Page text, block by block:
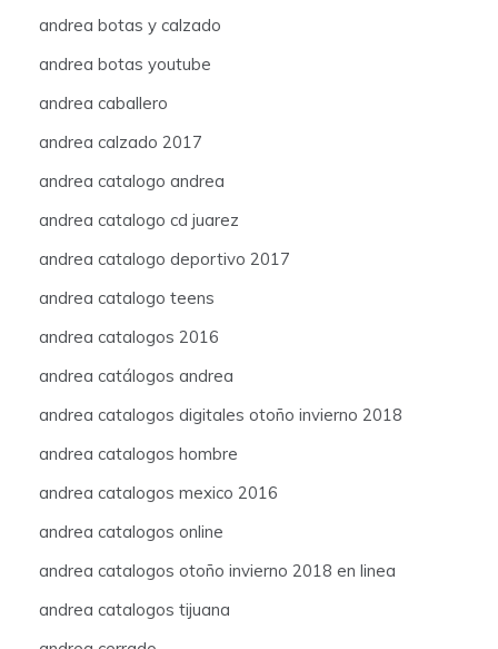
andrea botas y calzado
andrea botas youtube
andrea caballero
andrea calzado 2017
andrea catalogo andrea
andrea catalogo cd juarez
andrea catalogo deportivo 2017
andrea catalogo teens
andrea catalogos 2016
andrea catálogos andrea
andrea catalogos digitales otoño invierno 2018
andrea catalogos hombre
andrea catalogos mexico 2016
andrea catalogos online
andrea catalogos otoño invierno 2018 en linea
andrea catalogos tijuana